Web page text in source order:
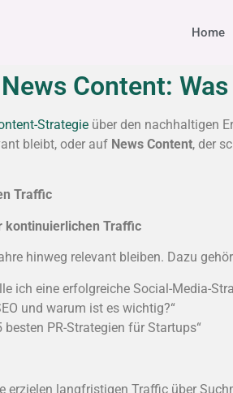
Home
Content:
Strategie über den nachhaltigen
bleibt, oder auf News Content, der
Traffic
kontinuierlichen Traffic
hinweg relevant bleiben. Dazu
ich eine erfolgreiche Social-Media-
und warum ist es wichtig?“
besten PR-Strategien für Startups“
erzielen langfristigen Traffic über